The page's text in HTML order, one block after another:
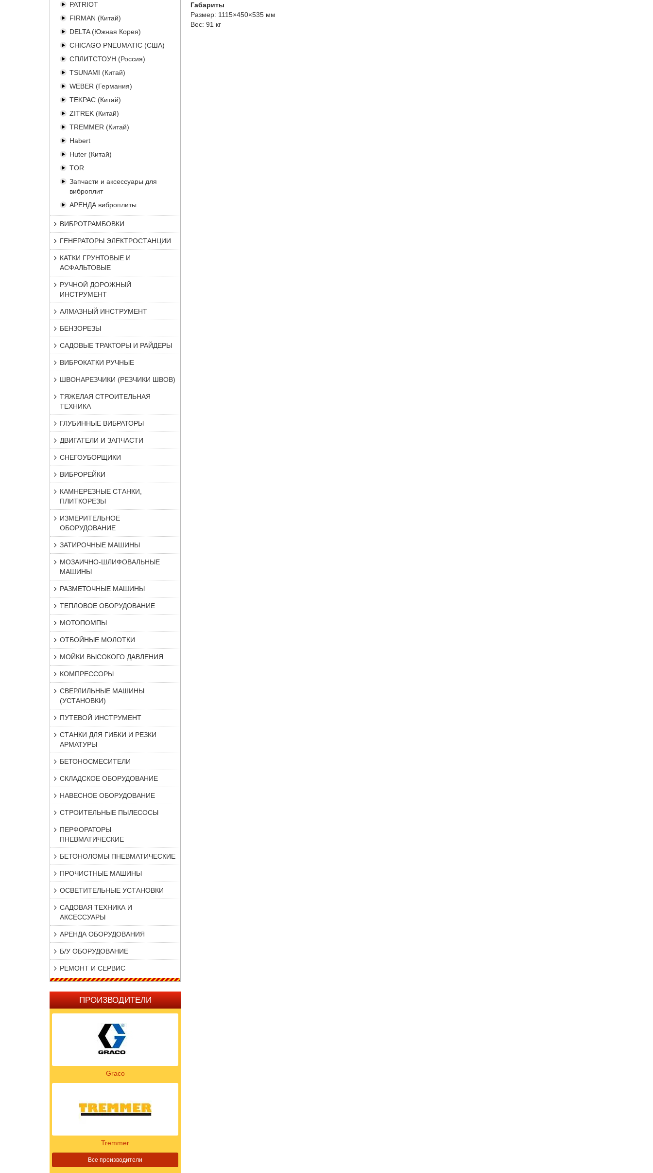
PATRIOT
FIRMAN (Китай)
DELTA (Южная Корея)
CHICAGO PNEUMATIC (США)
СПЛИТСТОУН (Россия)
TSUNAMI (Китай)
WEBER (Германия)
TEKPAC (Китай)
ZITREK (Китай)
TREMMER (Китай)
Habert
Huter (Китай)
TOR
Запчасти и аксессуары для
виброплит
АРЕНДА виброплиты
ВИБРОТРАМБОВКИ
ГЕНЕРАТОРЫ ЭЛЕКТРОСТАНЦИИ
КАТКИ ГРУНТОВЫЕ И
АСФАЛЬТОВЫЕ
РУЧНОЙ ДОРОЖНЫЙ
ИНСТРУМЕНТ
АЛМАЗНЫЙ ИНСТРУМЕНТ
БЕНЗОРЕЗЫ
САДОВЫЕ ТРАКТОРЫ И РАЙДЕРЫ
ВИБРОКАТКИ РУЧНЫЕ
ШВОНАРЕЗЧИКИ (РЕЗЧИКИ ШВОВ)
ТЯЖЕЛАЯ СТРОИТЕЛЬНАЯ
ТЕХНИКА
ГЛУБИННЫЕ ВИБРАТОРЫ
ДВИГАТЕЛИ И ЗАПЧАСТИ
СНЕГОУБОРЩИКИ
ВИБРОРЕЙКИ
КАМНЕРЕЗНЫЕ СТАНКИ,
ПЛИТКОРЕЗЫ
ИЗМЕРИТЕЛЬНОЕ
ОБОРУДОВАНИЕ
ЗАТИРОЧНЫЕ МАШИНЫ
МОЗАИЧНО-ШЛИФОВАЛЬНЫЕ
МАШИНЫ
РАЗМЕТОЧНЫЕ МАШИНЫ
ТЕПЛОВОЕ ОБОРУДОВАНИЕ
МОТОПОМПЫ
ОТБОЙНЫЕ МОЛОТКИ
МОЙКИ ВЫСОКОГО ДАВЛЕНИЯ
КОМПРЕССОРЫ
СВЕРЛИЛЬНЫЕ МАШИНЫ
(УСТАНОВКИ)
ПУТЕВОЙ ИНСТРУМЕНТ
СТАНКИ ДЛЯ ГИБКИ И РЕЗКИ
АРМАТУРЫ
БЕТОНОСМЕСИТЕЛИ
СКЛАДСКОЕ ОБОРУДОВАНИЕ
НАВЕСНОЕ ОБОРУДОВАНИЕ
СТРОИТЕЛЬНЫЕ ПЫЛЕСОСЫ
ПЕРФОРАТОРЫ
ПНЕВМАТИЧЕСКИЕ
БЕТОНОЛОМЫ ПНЕВМАТИЧЕСКИЕ
ПРОЧИСТНЫЕ МАШИНЫ
ОСВЕТИТЕЛЬНЫЕ УСТАНОВКИ
САДОВАЯ ТЕХНИКА И
АКСЕССУАРЫ
АРЕНДА ОБОРУДОВАНИЯ
Б/У ОБОРУДОВАНИЕ
РЕМОНТ И СЕРВИС
ПРОИЗВОДИТЕЛИ
Graco
Tremmer
Все производители
Габариты
Размер: 1115×450×535 мм
Вес: 91 кг